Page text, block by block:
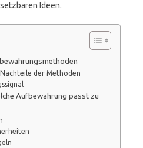
Ideen.
der Methoden
Aufbewahrung passt zu